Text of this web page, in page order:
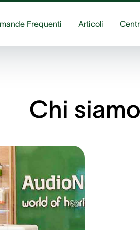
Frequenti Articoli
Chi siamo